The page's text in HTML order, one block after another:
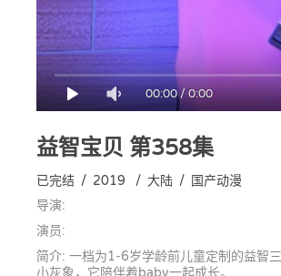
00:00/0:00
益智宝贝 第358集
已完结 / 2019 / 大陆 / 国产动漫
导演:
演员:
简介: 一档为1-6岁学龄前儿童定制的益智